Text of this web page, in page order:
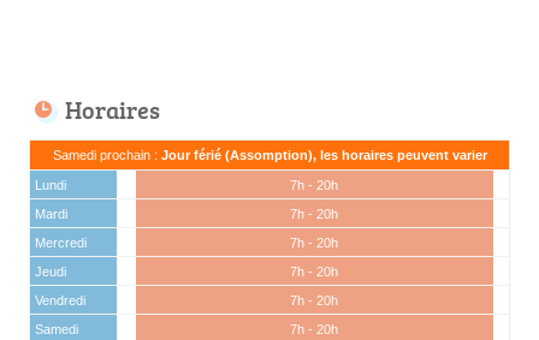
Horaires
Samedi prochain : Jour férié (Assomption), les horaires peuvent varier
Lundi
7h - 20h
Mardi
7h - 20h
Mercredi
7h - 20h
Jeudi
7h - 20h
Vendredi
7h - 20h
Samedi
7h - 20h